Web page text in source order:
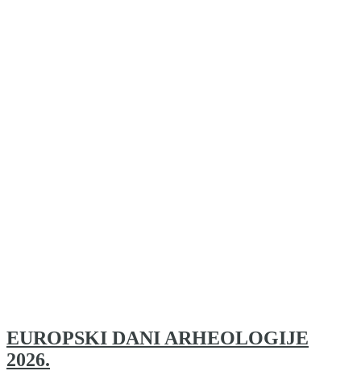
EUROPSKI DANI ARHEOLOGIJE
2026.